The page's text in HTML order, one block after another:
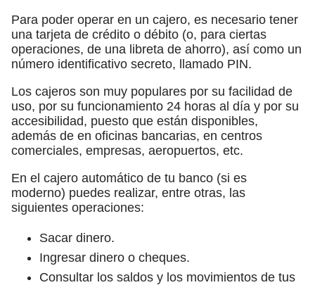
Para poder operar en un cajero, es necesario tener
una tarjeta de crédito o débito (o, para ciertas
operaciones, de una libreta de ahorro), así como un
número identificativo secreto, llamado PIN.
Los cajeros son muy populares por su facilidad de
uso, por su funcionamiento 24 horas al día y por su
accesibilidad, puesto que están disponibles,
además de en oficinas bancarias, en centros
comerciales, empresas, aeropuertos, etc.
En el cajero automático de tu banco (si es
moderno) puedes realizar, entre otras, las
siguientes operaciones:
Sacar dinero.
Ingresar dinero o cheques.
Consultar los saldos y los movimientos de tus